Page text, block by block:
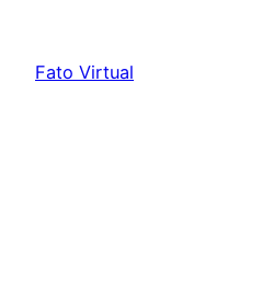
content
Fato Virtual